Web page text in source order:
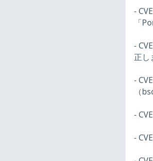
-
「
-
正し
-
（
-
-